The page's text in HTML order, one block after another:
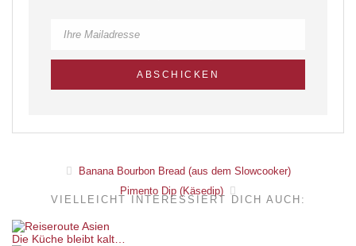
Banana Bourbon Bread (aus dem Slowcooker)
Pimento Dip (Käsedip)
VIELLEICHT INTERESSIERT DICH AUCH:
Die Küche bleibt kalt…